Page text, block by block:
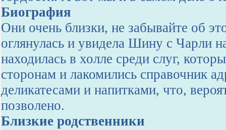
Биография
Они очень близки, не забывайте об
оглянулась и увидела Шину с Чарли
находилась в холле среди слуг,
сторонам и лакомились справочник
деликатесами и напитками, что,
позволено.
Близкие родственники